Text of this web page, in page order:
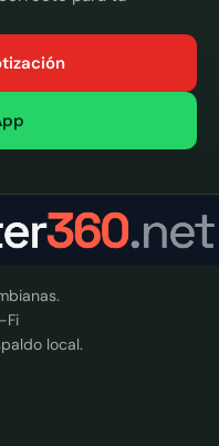
Fi
local.